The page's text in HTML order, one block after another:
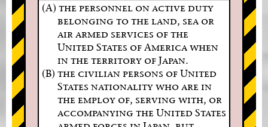
(A) the personnel on active duty
belonging to the land, sea or
air armed services of the
United States of America when
in the territory of Japan.
(B) the civilian persons of United
States nationality who are in
the employ of, serving with, or
accompanying the United States